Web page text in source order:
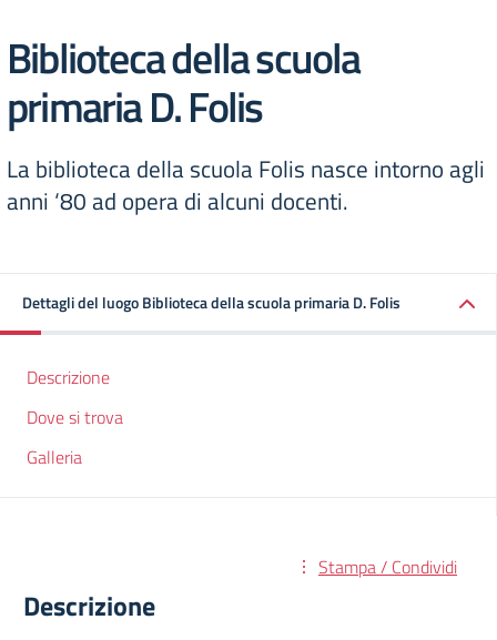
Biblioteca della scuola
primaria D. Folis
La biblioteca della scuola Folis nasce intorno agli
anni ‘80 ad opera di alcuni docenti.
Dettagli del luogo Biblioteca della scuola primaria D. Folis
Descrizione
Dove si trova
Galleria
Stampa / Condividi
Descrizione